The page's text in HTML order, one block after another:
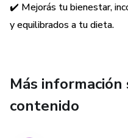
✅ Paso a paso claro para
✔️ Ahorrás tiempo en la
✔️ Mejorás tu bienestar,
y equilibrados a tu dieta.
Más
contenido